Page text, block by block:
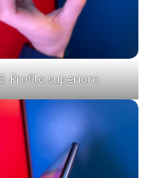
Profilo superiore